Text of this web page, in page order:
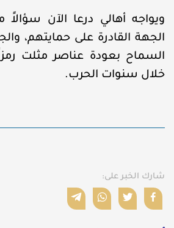
ويواجه أهالي درعا الآن
الجهة القادرة على حمايتهم،
السماح بعودة عناصر مثلت
خلال سنوات الحرب.
شارك الخبر على: